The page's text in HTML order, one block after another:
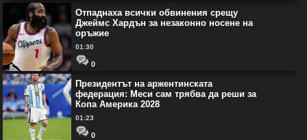
Отпаднаха всички обвинения срещу
Джеймс Хардън за незаконно носене на
оръжие
01:30
0
Президентът на аржентинската
федерация: Меси сам трябва да реши за
Копа Америка 2028
01:23
0